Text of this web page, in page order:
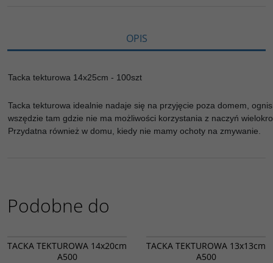
OPIS
Tacka tekturowa 14x25cm - 100szt
Tacka tekturowa idealnie nadaje się na przyjęcie poza domem,
wszędzie tam gdzie nie ma możliwości korzystania z naczyń
Przydatna również w domu, kiedy nie mamy ochoty na zmywanie.
Podobne do
PROMOCJA
TACKA TEKTUROWA 14x20cm
A500
TACKA TEKTUROWA 13x13cm
A500